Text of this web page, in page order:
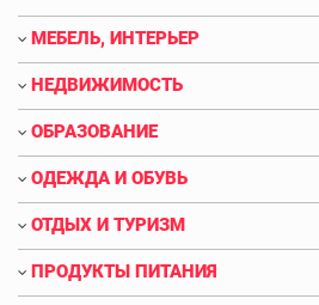
МЕБЕЛЬ, ИНТЕРЬЕР
НЕДВИЖИМОСТЬ
ОБРАЗОВАНИЕ
ОДЕЖДА И ОБУВЬ
ОТДЫХ И ТУРИЗМ
ПРОДУКТЫ ПИТАНИЯ